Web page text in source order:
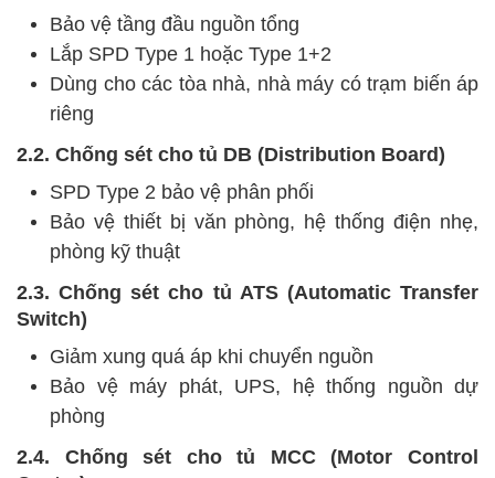
Bảo vệ tầng đầu nguồn tổng
Lắp SPD Type 1 hoặc Type 1+2
Dùng cho các tòa nhà, nhà máy có trạm biến áp
riêng
2.2. Chống sét cho tủ DB (Distribution Board)
SPD Type 2 bảo vệ phân phối
Bảo vệ thiết bị văn phòng, hệ thống điện nhẹ,
phòng kỹ thuật
2.3. Chống sét cho tủ ATS (Automatic Transfer
Switch)
Giảm xung quá áp khi chuyển nguồn
Bảo vệ máy phát, UPS, hệ thống nguồn dự
phòng
2.4. Chống sét cho tủ MCC (Motor Control